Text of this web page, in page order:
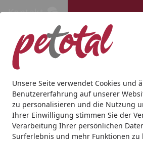
Unsere Seite verwendet Cookies und
Benutzererfahrung auf unserer
zu personalisieren und die Nutzung
Ihrer Einwilligung stimmen Sie der
Verarbeitung Ihrer persönlichen
Surferlebnis und mehr Funktionen zu
Kontakt
Hund Katze Aquaristik Teich
Startseite
Hund Snacks DOKAS Minis 70